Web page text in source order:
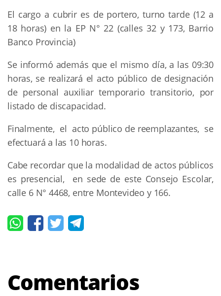
El cargo a cubrir es de portero, turno tarde (12 a
18 horas) en la EP N° 22 (calles 32 y 173, Barrio
Banco Provincia)
Se informó además que el mismo día, a las 09:30
horas, se realizará el acto público de designación
de personal auxiliar temporario transitorio, por
listado de discapacidad.
Finalmente, el acto público de reemplazantes, se
efectuará a las 10 horas.
Cabe recordar que la modalidad de actos públicos
es presencial, en sede de este Consejo Escolar,
calle 6 N° 4468, entre Montevideo y 166.
Comentarios